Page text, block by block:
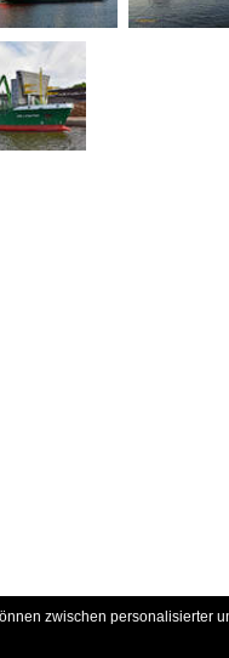
zwischen personalisierter